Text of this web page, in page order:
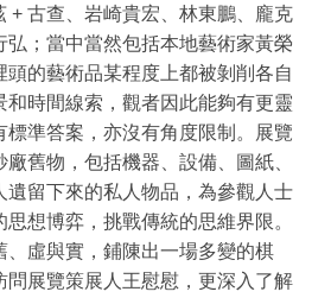
+ 古查、岩崎貴宏、林東鵬、龐克
弘；當中當然包括本地藝術家黃榮
頭的藝術品某程度上都被剝削各自
和時間線索，觀者因此能夠有更靈
標準答案，亦沒有角度限制。展覽
舊物，包括機器、設備、圖紙、
遺留下來的私人物品，為參觀人士
想博弈，挑戰傳統的思維界限。
、虛與實，鋪陳出一場多變的棋
問展覽策展人王慰慰，更深入了解